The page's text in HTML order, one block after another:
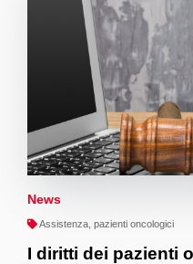
News
Assistenza, pazienti oncologici
I diritti dei pazienti